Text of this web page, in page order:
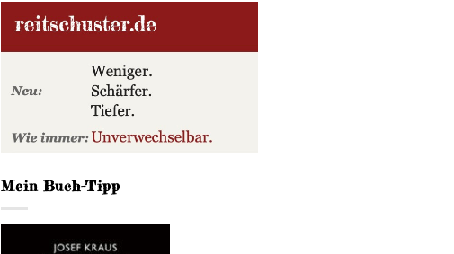
Mein Buch-Tipp